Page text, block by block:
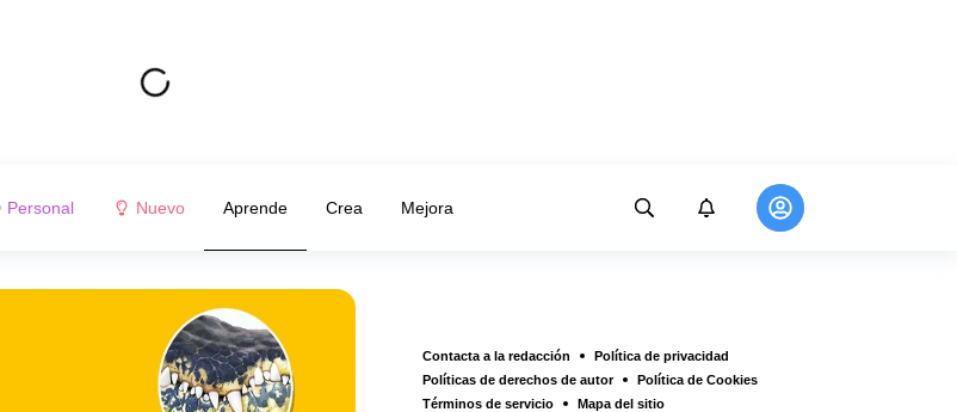
Personal Nuevo Aprende Crea Mejora
Contacta a la redacción
Política de privacidad
Políticas de derechos de autor
Política de Cookies
Términos de servicio
Mapa del sitio